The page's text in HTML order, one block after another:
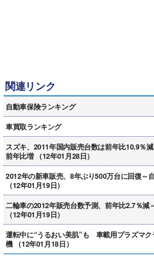
関連リンク
自動車保険ランキング
車買取ランキング
スズキ、2011年国内販売台数は前年比10.9％
前年比増 （12年01月28日）
2012年の新車販売、8年ぶり500万台に回復～
（12年01月19日）
二輪車の2012年販売台数予測、前年比2.7％減
（12年01月19日）
運転中に“うるおい美肌”も 車載用プラズマク
機 （12年01月18日）